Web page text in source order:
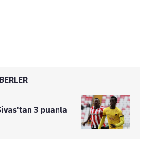
3 puanla